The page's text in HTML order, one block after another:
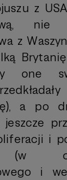
z
nie
z
one
a po
jeszcze
i
(w
i